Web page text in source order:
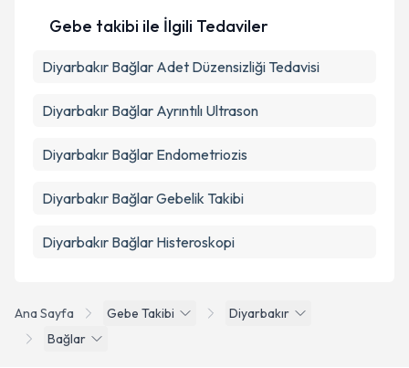
Ana Sayfa Gebe Takibi
Diyarbakır
Bağlar
Gebe takibi ile İlgili Tedaviler
Diyarbakır Bağlar Adet Düzensizliği Tedavisi
Diyarbakır Bağlar Ayrıntılı Ultrason
Diyarbakır Bağlar Endometriozis
Diyarbakır Bağlar Gebelik Takibi
Diyarbakır Bağlar Histeroskopi